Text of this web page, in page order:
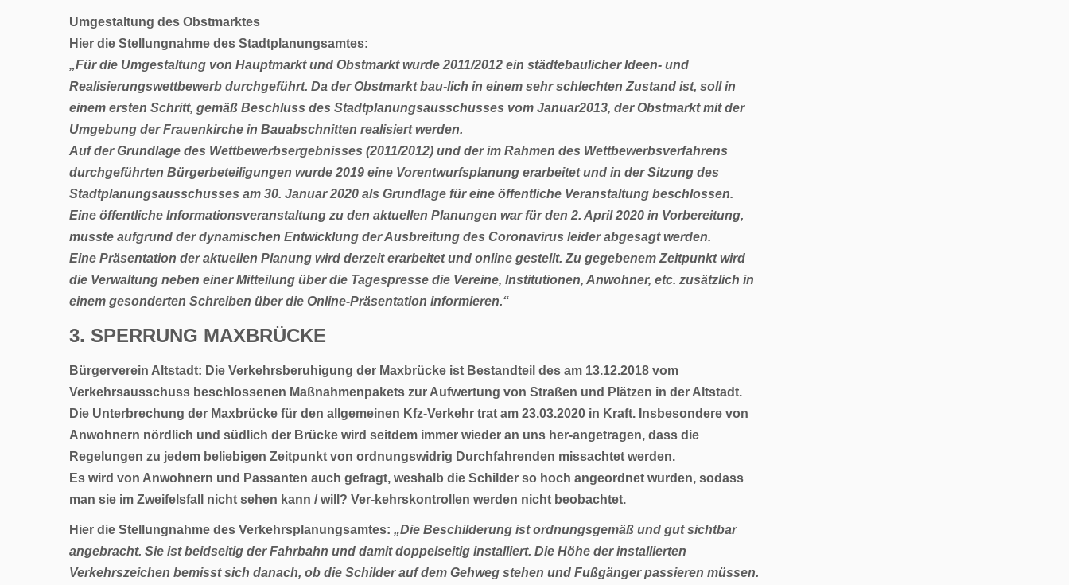
Umgestaltung des Obstmarktes
Hier die Stellungnahme des Stadtplanungsamtes:
„Für die Umgestaltung von Hauptmarkt und Obstmarkt wurde 2011/2012 ein städtebaulicher Ideen- und
Realisierungswettbewerb durchgeführt. Da der Obstmarkt bau-lich in einem sehr schlechten Zustand ist, soll in
einem ersten Schritt, gemäß Beschluss des Stadtplanungsausschusses vom Januar2013, der Obstmarkt mit der
Umgebung der Frauenkirche in Bauabschnitten realisiert werden.
Auf der Grundlage des Wettbewerbsergebnisses (2011/2012) und der im Rahmen des Wettbewerbsverfahrens
durchgeführten Bürgerbeteiligungen wurde 2019 eine Vorentwurfsplanung erarbeitet und in der Sitzung des
Stadtplanungsausschusses am 30. Januar 2020 als Grundlage für eine öffentliche Veranstaltung beschlossen.
Eine öffentliche Informationsveranstaltung zu den aktuellen Planungen war für den 2. April 2020 in Vorbereitung,
musste aufgrund der dynamischen Entwicklung der Ausbreitung des Coronavirus leider abgesagt werden.
Eine Präsentation der aktuellen Planung wird derzeit erarbeitet und online gestellt. Zu gegebenem Zeitpunkt wird
die Verwaltung neben einer Mitteilung über die Tagespresse die Vereine, Institutionen, Anwohner, etc. zusätzlich in
einem gesonderten Schreiben über die Online-Präsentation informieren.“
3. SPERRUNG MAXBRÜCKE
Bürgerverein Altstadt: Die Verkehrsberuhigung der Maxbrücke ist Bestandteil des am 13.12.2018 vom
Verkehrsausschuss beschlossenen Maßnahmenpakets zur Aufwertung von Straßen und Plätzen in der Altstadt.
Die Unterbrechung der Maxbrücke für den allgemeinen Kfz-Verkehr trat am 23.03.2020 in Kraft. Insbesondere von
Anwohnern nördlich und südlich der Brücke wird seitdem immer wieder an uns her-angetragen, dass die
Regelungen zu jedem beliebigen Zeitpunkt von ordnungswidrig Durchfahrenden missachtet werden.
Es wird von Anwohnern und Passanten auch gefragt, weshalb die Schilder so hoch angeordnet wurden, sodass
man sie im Zweifelsfall nicht sehen kann / will? Ver-kehrskontrollen werden nicht beobachtet.
Hier die Stellungnahme des Verkehrsplanungsamtes: „Die Beschilderung ist ordnungsgemäß und gut sichtbar
angebracht. Sie ist beidseitig der Fahrbahn und damit doppelseitig installiert. Die Höhe der installierten
Verkehrszeichen bemisst sich danach, ob die Schilder auf dem Gehweg stehen und Fußgänger passieren müssen.